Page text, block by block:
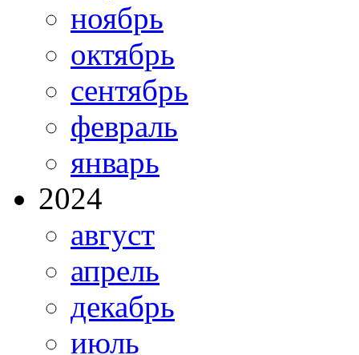
ноябрь
октябрь
сентябрь
февраль
январь
2024
август
апрель
декабрь
июль